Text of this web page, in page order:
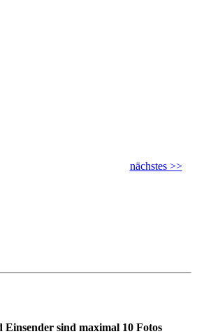
nächstes >>
sind maximal 10 Fotos